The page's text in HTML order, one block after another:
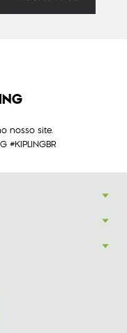
nosso site.
#KIPLINGBR